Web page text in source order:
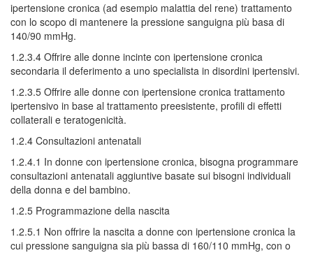
ipertensione cronica (ad esempio malattia del rene) trattamento
con lo scopo di mantenere la pressione sanguigna più basa di
140/90 mmHg.
1.2.3.4 Offrire alle donne incinte con ipertensione cronica
secondaria il deferimento a uno specialista in disordini ipertensivi.
1.2.3.5 Offrire alle donne con ipertensione cronica trattamento
ipertensivo in base al trattamento preesistente, profili di effetti
collaterali e teratogenicità.
1.2.4 Consultazioni antenatali
1.2.4.1 In donne con ipertensione cronica, bisogna programmare
consultazioni antenatali aggiuntive basate sui bisogni individuali
della donna e del bambino.
1.2.5 Programmazione della nascita
1.2.5.1 Non offrire la nascita a donne con ipertensione cronica la
cui pressione sanguigna sia più bassa di 160/110 mmHg, con o